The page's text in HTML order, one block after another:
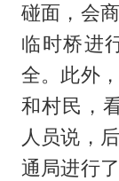
碰面，会
临时桥进
全。此外
和村民，
人员说，
通局进行